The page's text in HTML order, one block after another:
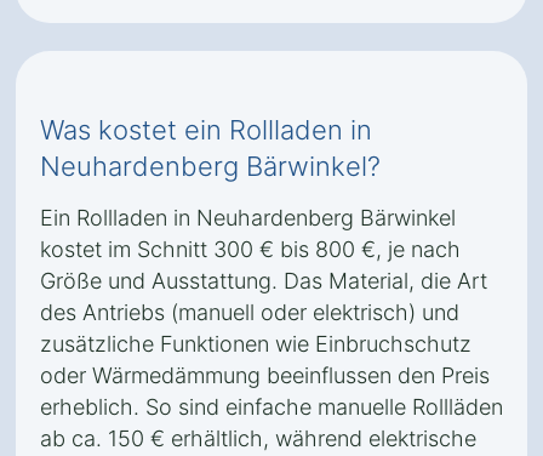
Was kostet ein Rollladen in
Neuhardenberg Bärwinkel?
Ein Rollladen in Neuhardenberg Bärwinkel
kostet im Schnitt 300 € bis 800 €, je nach
Größe und Ausstattung. Das Material, die Art
des Antriebs (manuell oder elektrisch) und
zusätzliche Funktionen wie Einbruchschutz
oder Wärmedämmung beeinflussen den Preis
erheblich. So sind einfache manuelle Rollläden
ab ca. 150 € erhältlich, während elektrische